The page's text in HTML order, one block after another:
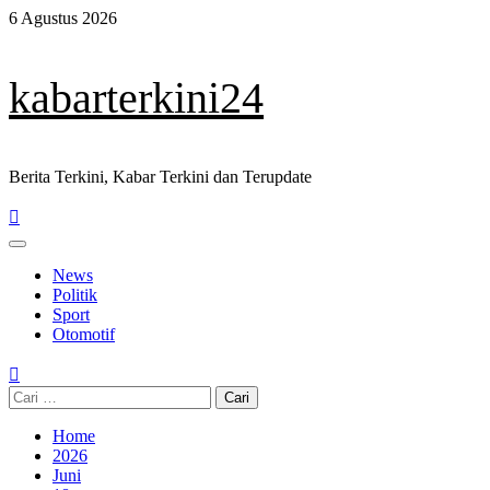
Skip
6 Agustus 2026
kabarterkini24
Berita Terkini, Kabar Terkini dan Terupdate
Primary
News
Politik
Sport
Otomotif
Cari
untuk:
Home
2026
Juni